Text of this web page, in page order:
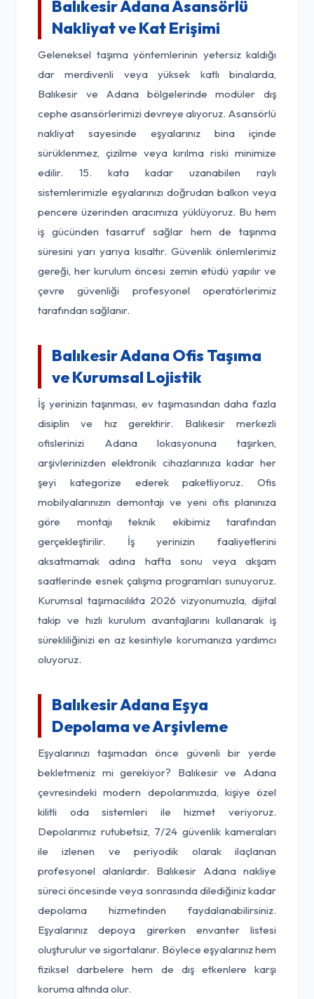
Balıkesir Adana Asansörlü
Nakliyat ve Kat Erişimi
Geleneksel taşıma yöntemlerinin yetersiz kaldığı
dar merdivenli veya yüksek katlı binalarda,
Balıkesir ve Adana bölgelerinde modüler dış
cephe asansörlerimizi devreye alıyoruz. Asansörlü
nakliyat sayesinde eşyalarınız bina içinde
sürüklenmez, çizilme veya kırılma riski minimize
edilir. 15. kata kadar uzanabilen raylı
sistemlerimizle eşyalarınızı doğrudan balkon veya
pencere üzerinden aracımıza yüklüyoruz. Bu hem
iş gücünden tasarruf sağlar hem de taşınma
süresini yarı yarıya kısaltır. Güvenlik önlemlerimiz
gereği, her kurulum öncesi zemin etüdü yapılır ve
çevre güvenliği profesyonel operatörlerimiz
tarafından sağlanır.
Balıkesir Adana Ofis Taşıma
ve Kurumsal Lojistik
İş yerinizin taşınması, ev taşımasından daha fazla
disiplin ve hız gerektirir. Balıkesir merkezli
ofislerinizi Adana lokasyonuna taşırken,
arşivlerinizden elektronik cihazlarınıza kadar her
şeyi kategorize ederek paketliyoruz. Ofis
mobilyalarınızın demontajı ve yeni ofis planınıza
göre montajı teknik ekibimiz tarafından
gerçekleştirilir. İş yerinizin faaliyetlerini
aksatmamak adına hafta sonu veya akşam
saatlerinde esnek çalışma programları sunuyoruz.
Kurumsal taşımacılıkta 2026 vizyonumuzla, dijital
takip ve hızlı kurulum avantajlarını kullanarak iş
sürekliliğinizi en az kesintiyle korumanıza yardımcı
oluyoruz.
Balıkesir Adana Eşya
Depolama ve Arşivleme
Eşyalarınızı taşımadan önce güvenli bir yerde
bekletmeniz mi gerekiyor? Balıkesir ve Adana
çevresindeki modern depolarımızda, kişiye özel
kilitli oda sistemleri ile hizmet veriyoruz.
Depolarımız rutubetsiz, 7/24 güvenlik kameraları
ile izlenen ve periyodik olarak ilaçlanan
profesyonel alanlardır. Balıkesir Adana nakliye
süreci öncesinde veya sonrasında dilediğiniz kadar
depolama hizmetinden faydalanabilirsiniz.
Eşyalarınız depoya girerken envanter listesi
oluşturulur ve sigortalanır. Böylece eşyalarınız hem
fiziksel darbelere hem de dış etkenlere karşı
koruma altında olur.